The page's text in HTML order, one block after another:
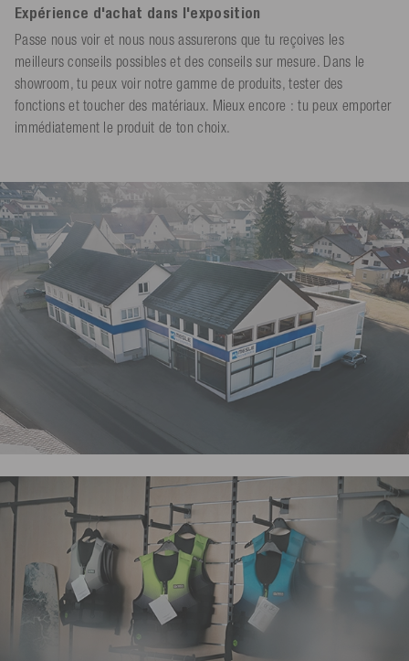
Expérience d'achat dans l'exposition
Passe nous voir et nous nous assurerons que tu reçoives les
meilleurs conseils possibles et des conseils sur mesure. Dans le
showroom, tu peux voir notre gamme de produits, tester des
fonctions et toucher des matériaux. Mieux encore : tu peux emporter
immédiatement le produit de ton choix.